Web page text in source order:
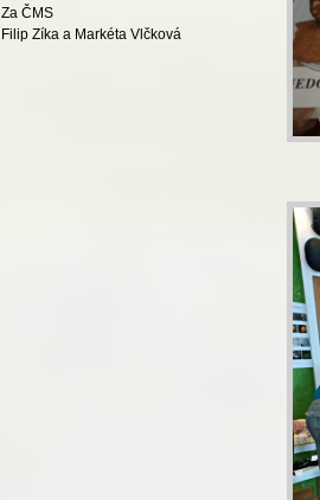
Za ČMS
Filip Zíka a Markéta Vlčková